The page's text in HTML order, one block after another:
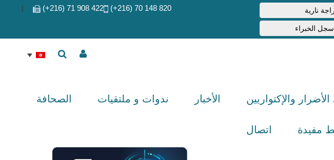
نارية
الخبراء
820 148 70 (216+)
| 422 908 71 (216+)
الأضرار والإكتواريين الأخبار ندوات و ملتقيات الصحافة
مفيدة اتصال